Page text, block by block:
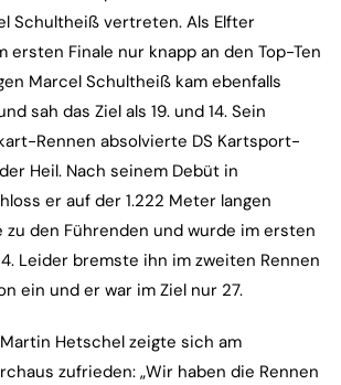
Schultheiß vertreten. Als Elfter
ersten Finale nur knapp an den Top-Ten
Marcel Schultheiß kam ebenfalls
sah das Ziel als 19. und 14. Sein
Rennen absolvierte DS Kartsport-
Heil. Nach seinem Debüt in
er auf der 1.222 Meter langen
zu den Führenden und wurde im ersten
Leider bremste ihn im zweiten Rennen
ein und er war im Ziel nur 27.
Hetschel zeigte sich am
zufrieden: „Wir haben die Rennen